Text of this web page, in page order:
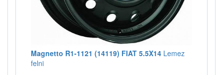
Magnetto R1-1121 (14119) FIAT 5.5X14 Lemez
felni